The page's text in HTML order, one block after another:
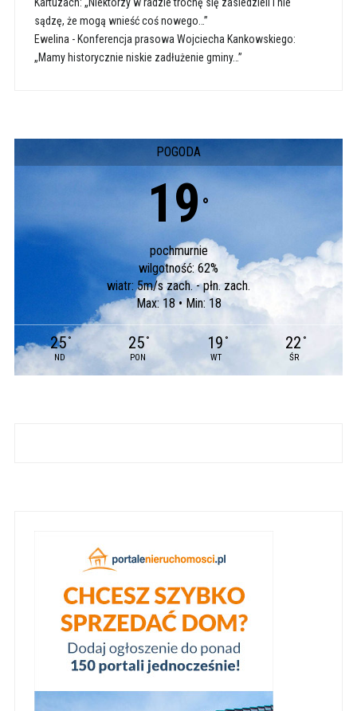
sądzę, że mogą wnieść coś nowego…”
Ewelina - Konferencja prasowa Wojciecha Kankowskiego:
„Mamy historycznie niskie zadłużenie gminy…”
POGODA
19 °
pochmurnie
wilgotność: 62%
wiatr: 5m/s zach. - płn. zach.
Max: 18 • Min: 18
25 °
ND
25 °
PON
19 °
WT
22 °
ŚR